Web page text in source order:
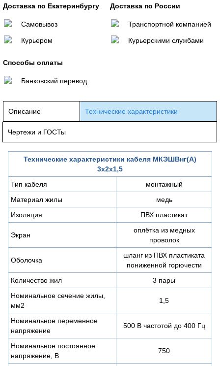
Доставка по Екатеринбургу
Самовывоз
Курьером
Доставка по России
Транспортной компанией
Курьерскими службами
Способы оплаты
Банковский перевод
Описание Технические характеристики
Чертежи и ГОСТы
Технические характеристики кабеля МКЭШВнг(А)
3х2х1,5
Тип кабеля
монтажный
Материал жилы
медь
Изоляция
ПВХ пластикат
Экран
оплётка из медных
проволок
Оболочка
шланг из ПВХ пластиката
пониженной горючести
Количество жил
3 пары
Номинальное сечение жилы,
мм2
1,5
Номинальное переменное
напряжение
500 В частотой до 400 Гц
Номинальное постоянное
напряжение, В
750